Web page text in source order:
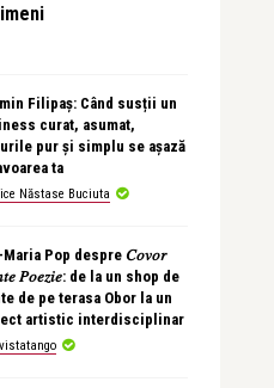
Filipaș: Când susții un
curat, asumat,
pur și simplu se așază
ta
Năstase Buciuta
Maria Pop despre 𝐶𝑜𝑣𝑜𝑟
𝑃𝑜𝑒𝑧𝑖𝑒: de la un shop de
de pe terasa Obor la un
artistic interdisciplinar